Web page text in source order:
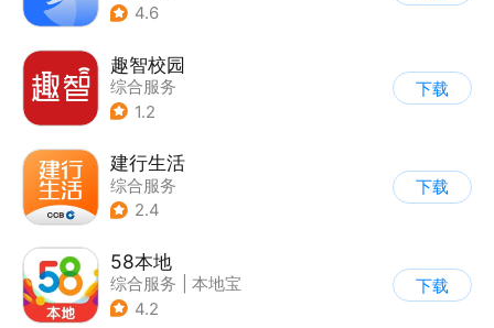
4.6
趣智校园
综合服务
1.2
下载
建行生活
综合服务
2.4
下载
58本地
综合服务
本地宝
4.2
下载